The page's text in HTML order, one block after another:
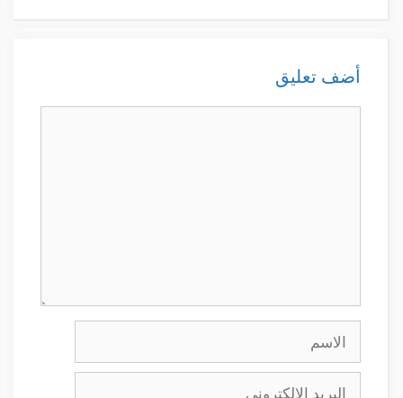
أضف تعليق
الاسم
البريد